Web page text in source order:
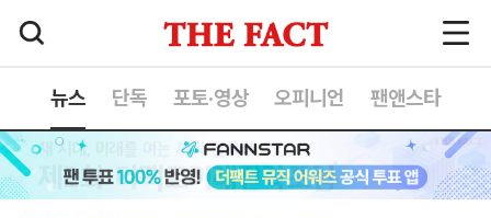
뉴스 단독 포토·영상 오피니언 팬앤스타